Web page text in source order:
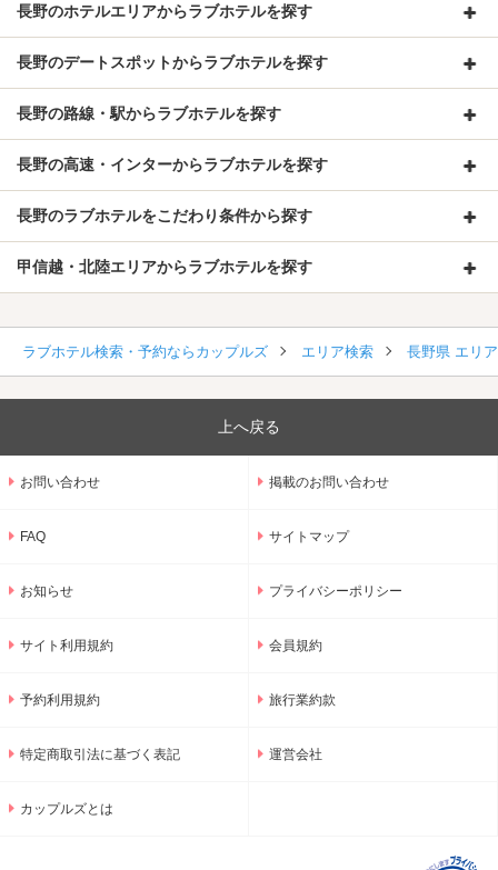
長野のホテルエリアからラブホテルを探す
長野のデートスポットからラブホテルを探す
長野の路線・駅からラブホテルを探す
長野の高速・インターからラブホテルを探す
長野のラブホテルをこだわり条件から探す
甲信越・北陸エリアからラブホテルを探す
ラブホテル検索・予約ならカップルズ エリア検索 長野県 エリ
上へ戻る
お問い合わせ 掲載のお問い合わせ
FAQ サイトマップ
お知らせ プライバシーポリシー
サイト利用規約 会員規約
予約利用規約 旅行業約款
特定商取引法に基づく表記 運営会社
カップルズとは